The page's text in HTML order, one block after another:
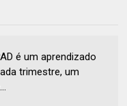
é um aprendizado
trimestre, um